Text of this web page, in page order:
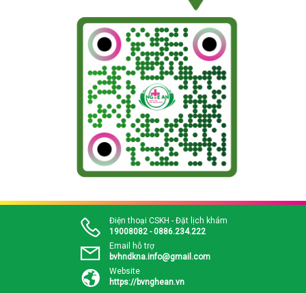
Điện thoại CSKH - Đặt lịch khám
19008082 - 0886.234.222
Email hỗ trợ
bvhndkna.info@gmail.com
Website
https://bvnghean.vn